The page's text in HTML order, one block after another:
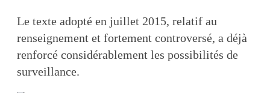
Le texte adopté en juillet 2015, relatif au
renseignement et fortement controversé, a déjà
renforcé considérablement les possibilités de
surveillance.